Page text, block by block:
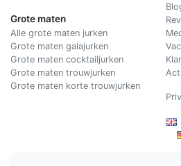
Grote maten
Alle grote maten jurken
Grote maten galajurken
Grote maten cocktailjurken
Grote maten trouwjurken
Grote maten korte trouwjurken